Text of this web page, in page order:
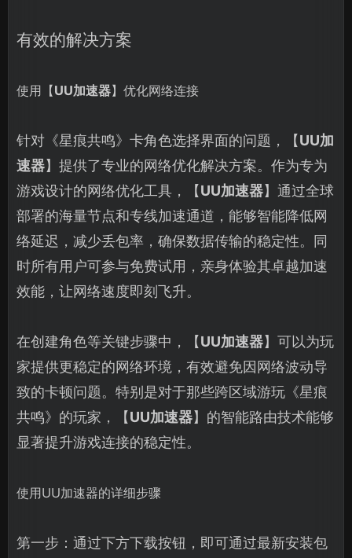
有效的解决方案
使用【UU加速器】优化网络连接
针对《星痕共鸣》卡角色选择界面的问题，【UU加
速器】提供了专业的网络优化解决方案。作为专为
游戏设计的网络优化工具，【UU加速器】通过全球
部署的海量节点和专线加速通道，能够智能降低网
络延迟，减少丢包率，确保数据传输的稳定性。同
时所有用户可参与免费试用，亲身体验其卓越加速
效能，让网络速度即刻飞升。
在创建角色等关键步骤中，【UU加速器】可以为玩
家提供更稳定的网络环境，有效避免因网络波动导
致的卡顿问题。特别是对于那些跨区域游玩《星痕
共鸣》的玩家，【UU加速器】的智能路由技术能够
显著提升游戏连接的稳定性。
使用UU加速器的详细步骤
第一步：通过下方下载按钮，即可通过最新安装包